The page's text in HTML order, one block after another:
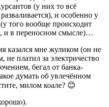
(у них то всё
и особенно у
того вообще происходит
в переносном смысле)…
казался мне жуликом (он не
не платил за электричество
бегал от банка-
думать об увлечённом
милом коале? 😊